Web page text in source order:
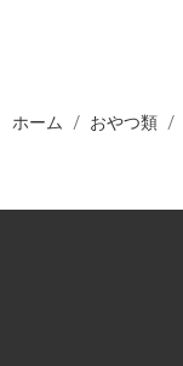
ホーム おやつ類